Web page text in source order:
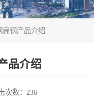
扁钢产品介绍
品介绍
次数：236